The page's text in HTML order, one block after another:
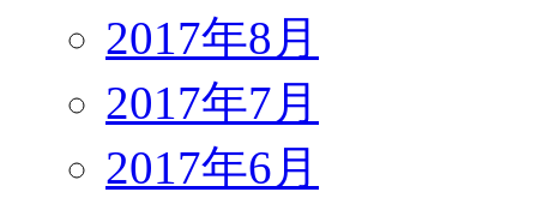
2017年8月
2017年7月
2017年6月